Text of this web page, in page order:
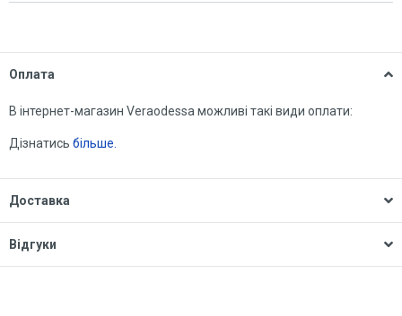
Оплата
В інтернет-магазин Veraodessa можливі такі види оплати:
Дізнатись більше.
Доставка
Відгуки